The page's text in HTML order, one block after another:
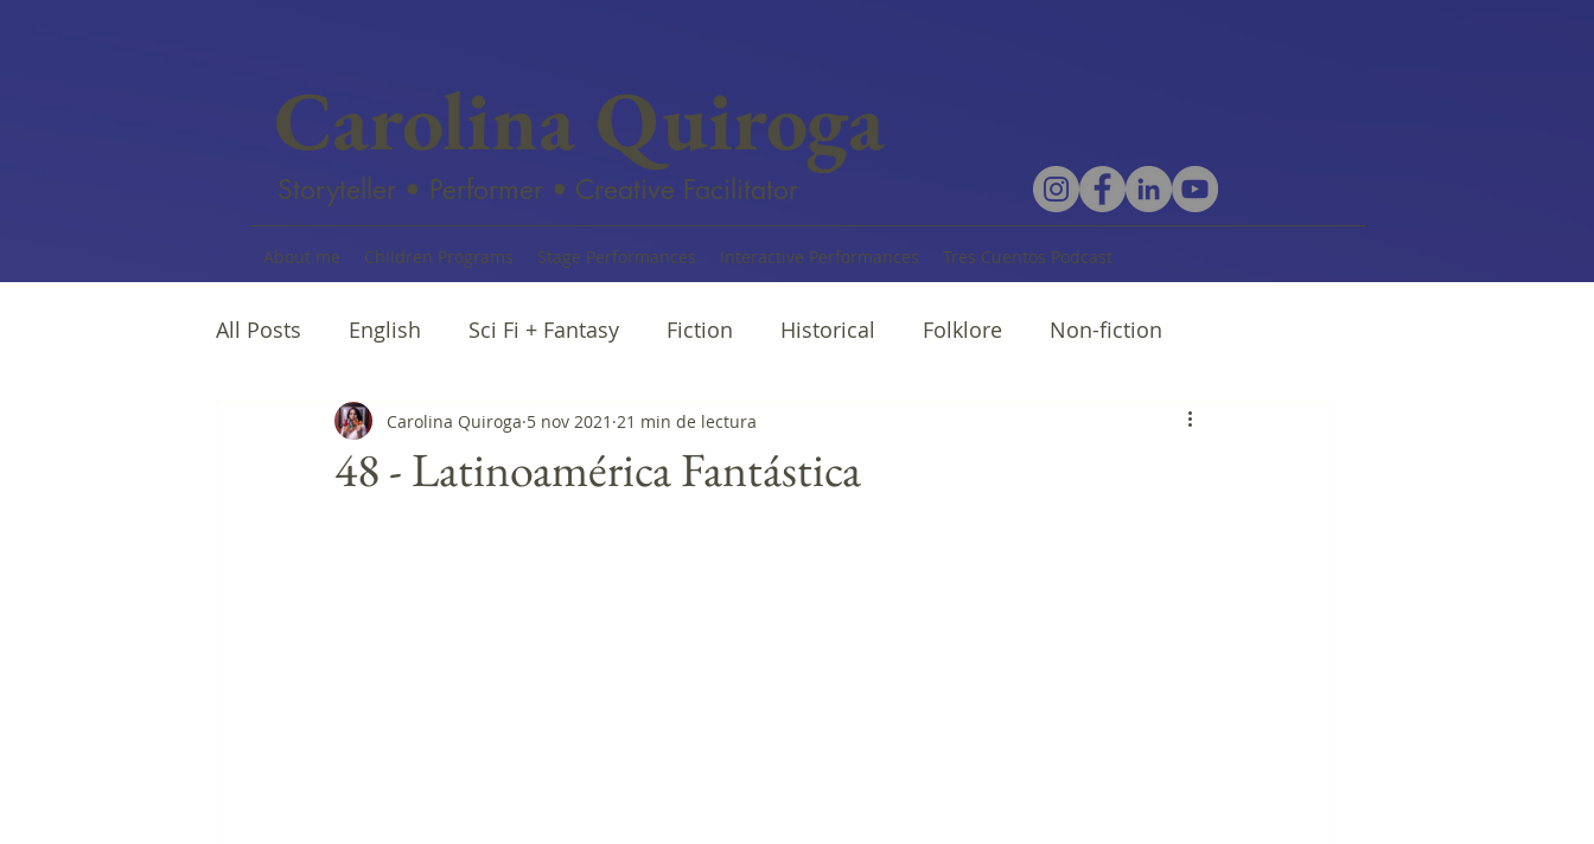
Carolina Quiroga
Storyteller • Performer • Creative Facilitator
About me Children Programs Stage Performances Interactive Performances Tres Cuentos Podcast
All Posts English Sci Fi + Fantasy Fiction Historical Folklore Non-fiction
Female writers Afro Narratives Cuentos
48 - Latinoamérica Fantástica
Carolina Quiroga 5 nov 2021 21 min de lectura